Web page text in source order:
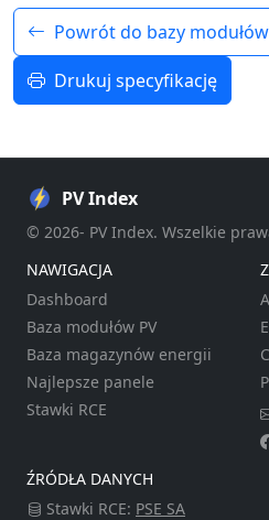
Powrót do bazy modułów
Drukuj specyfikację
PV Index
© 2026- PV Index. Wszelkie
NAWIGACJA
Dashboard
Baza modułów PV
Baza magazynów energii
Najlepsze panele
Stawki RCE
ŹRÓDŁA DANYCH
Stawki RCE: PSE SA